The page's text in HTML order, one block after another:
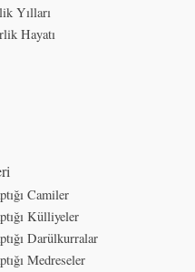
Yılları
Hayatı
Camiler
Külliyeler
Darülkurralar
Medreseler